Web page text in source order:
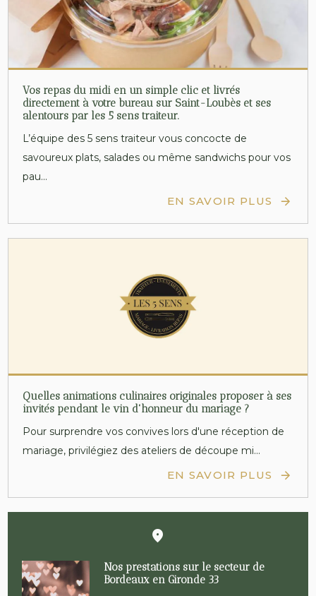
Vos repas du midi en un simple clic et livrés
directement à votre bureau sur Saint-Loubès et ses
alentours par les 5 sens traiteur.
L’équipe des 5 sens traiteur vous concocte de
savoureux plats, salades ou même sandwichs pour vos
pau...
EN SAVOIR PLUS
Quelles animations culinaires originales proposer à ses
invités pendant le vin d'honneur du mariage ?
Pour surprendre vos convives lors d'une réception de
mariage, privilégiez des ateliers de découpe mi...
EN SAVOIR PLUS
Nos prestations sur le secteur de
Bordeaux en Gironde 33